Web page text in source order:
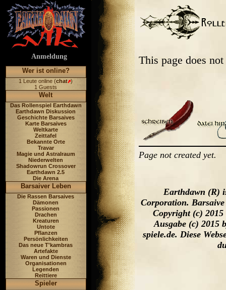
Anmeldung
Wer ist online?
1 Leute online (chat )
1 Guests
Welt
Das Rollenspiel Earthdawn
Earthdawn Diskussion
Geschichte Barsaives
Karte Barsaives
Weltkarte
Zeittafel
Bekannte Orte
Travar
Magie und Astralraum
Niederwelten
Shadowrun Crossover
Earthdawn 2.5
Die Arena
Barsaiver Leben
Die Rassen Barsaives
Dämonen
Passionen
Drachen
Kreaturen
Untote
Pflanzen
Persönlichkeiten
Das neue T'kambras
Artefakte
Waren und Dienste
Organisationen
Legenden
Reittiere
Spieler
This page does
Page not created yet.
Earthdawn (R)
Corporation.
Copyright (c)
Ausgabe (c) 2015
spiele.de. Diese